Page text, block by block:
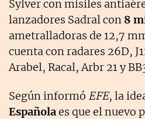
Sylver con misiles
lanzadores Sadral con 8
ametralladoras de 12,7
cuenta con radares 26D,
Arabel, Racal, Arbr 21 y
Según informó EFE, la
Españolaes que el nuevo